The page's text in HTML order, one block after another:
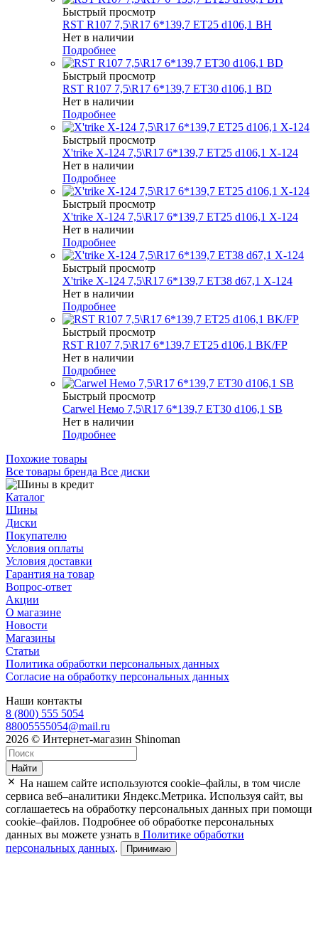
Быстрый просмотр
RST R107 7,5\R17 6*139,7 ET25 d106,1 BH
Нет в наличии
Подробнее
Быстрый просмотр
RST R107 7,5\R17 6*139,7 ET30 d106,1 BD
Нет в наличии
Подробнее
Быстрый просмотр
X'trike X-124 7,5\R17 6*139,7 ET25 d106,1 X-124
Нет в наличии
Подробнее
Быстрый просмотр
X'trike X-124 7,5\R17 6*139,7 ET25 d106,1 X-124
Нет в наличии
Подробнее
Быстрый просмотр
X'trike X-124 7,5\R17 6*139,7 ET38 d67,1 X-124
Нет в наличии
Подробнее
Быстрый просмотр
RST R107 7,5\R17 6*139,7 ET25 d106,1 BK/FP
Нет в наличии
Подробнее
Быстрый просмотр
Carwel Немо 7,5\R17 6*139,7 ET30 d106,1 SB
Нет в наличии
Подробнее
Похожие товары
Все товары бренда Все диски
Каталог
Шины
Диски
Покупателю
Условия оплаты
Условия доставки
Гарантия на товар
Вопрос-ответ
Акции
О магазине
Новости
Магазины
Статьи
Политика обработки персональных данных
Согласие на обработку персональных данных
Наши контакты
8 (800) 555 5054
88005555054@mail.ru
2026 © Интернет-магазин Shinoman
Найти
На нашем сайте используются cookie–файлы, в том числе
сервиса веб–аналитики Яндекс.Метрика. Используя сайт, вы
соглашаетесь на обработку персональных данных при помощи
cookie–файлов. Подробнее об обработке персональных
данных вы можете узнать в Политике обработки
персональных данных. Принимаю